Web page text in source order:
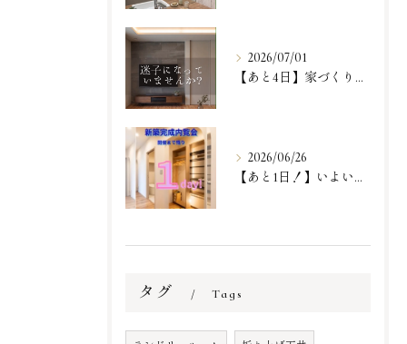
2026/07/01
【あと4日】家づくりが一歩進む『体験』に来ませんか？✨
2026/06/26
【あと1日！】いよいよ明日！
タグ Tags